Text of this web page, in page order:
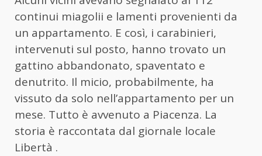
continui miagolii e lamenti provenienti da
un appartamento. E così, i carabinieri,
intervenuti sul posto, hanno trovato un
gattino abbandonato, spaventato e
denutrito. Il micio, probabilmente, ha
vissuto da solo nell’appartamento per un
mese. Tutto è avvenuto a Piacenza. La
storia è raccontata dal giornale locale
Libertà .